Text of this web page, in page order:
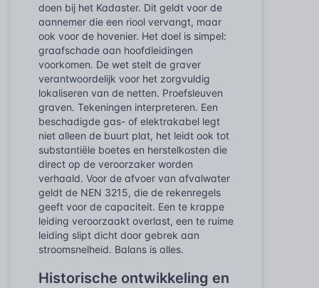
doen bij het Kadaster. Dit geldt voor de
aannemer die een riool vervangt, maar
ook voor de hovenier. Het doel is simpel:
graafschade aan hoofdleidingen
voorkomen. De wet stelt de graver
verantwoordelijk voor het zorgvuldig
lokaliseren van de netten. Proefsleuven
graven. Tekeningen interpreteren. Een
beschadigde gas- of elektrakabel legt
niet alleen de buurt plat, het leidt ook tot
substantiële boetes en herstelkosten die
direct op de veroorzaker worden
verhaald. Voor de afvoer van afvalwater
geldt de NEN 3215, die de rekenregels
geeft voor de capaciteit. Een te krappe
leiding veroorzaakt overlast, een te ruime
leiding slipt dicht door gebrek aan
stroomsnelheid. Balans is alles.
Historische ontwikkeling en